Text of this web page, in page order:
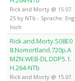
Rick and Morty @ 15.07.
25 by NTb - Sprache: Eng
lisch
Rick.and.Morty.S08E0
8.Nomortland.720p.A
MZN.WEB-DL.DDP5.1.
H.264-NTb
Rick and Morty @ 15.07.